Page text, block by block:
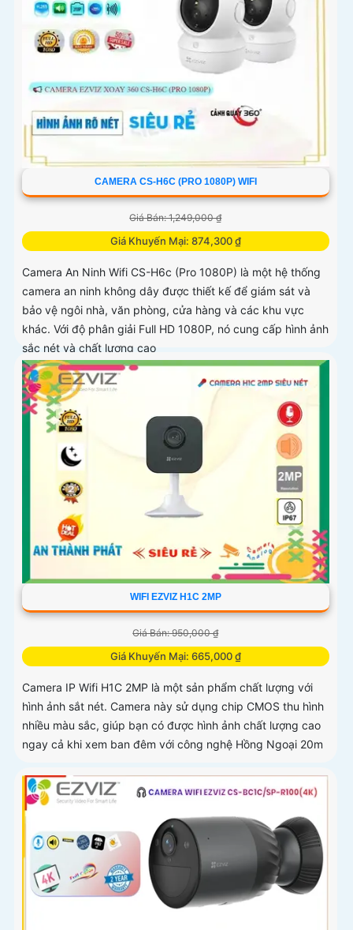
CAMERA CS-H6C (PRO 1080P) WIFI
Giá Bán: 1,249,000 ₫
Giá Khuyến Mại: 874,300 ₫
Camera An Ninh Wifi CS-H6c (Pro 1080P) là một hệ thống
camera an ninh không dây được thiết kế để giám sát và
bảo vệ ngôi nhà, văn phòng, cửa hàng và các khu vực
khác. Với độ phân giải Full HD 1080P, nó cung cấp hình ảnh
sắc nét và chất lượng cao
WIFI EZVIZ H1C 2MP
Giá Bán: 950,000 ₫
Giá Khuyến Mại: 665,000 ₫
Camera IP Wifi H1C 2MP là một sản phẩm chất lượng với
hình ảnh sắt nét. Camera này sử dụng chip CMOS thu hình
nhiều màu sắc, giúp bạn có được hình ảnh chất lượng cao
ngay cả khi xem ban đêm với công nghệ Hồng Ngoại 20m